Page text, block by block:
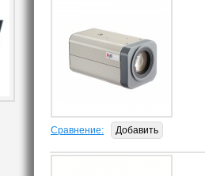
Сравнение: Добавить